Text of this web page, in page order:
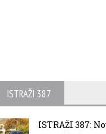
ISTRAŽI 387
ISTRAŽI 387: